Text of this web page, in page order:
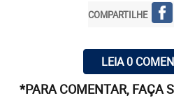
COMPARTILHE
LEIA 0
*PARA COMENTAR, FAÇA